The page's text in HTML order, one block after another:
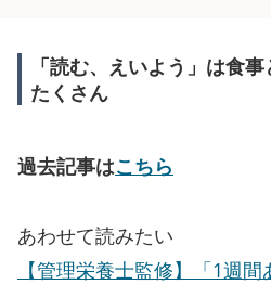
「読む、えいよう」は食
たくさん
過去記事はこちら
あわせて読みたい
【管理栄養士監修】「1週